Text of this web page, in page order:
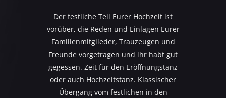
Der festliche Teil Eurer Hochzeit ist
vorüber, die Reden und Einlagen Eurer
Familienmitglieder, Trauzeugen und
Freunde vorgetragen und ihr habt gut
gegessen. Zeit für den Eröffnungstanz
oder auch Hochzeitstanz. Klassischer
Übergang vom festlichen in den